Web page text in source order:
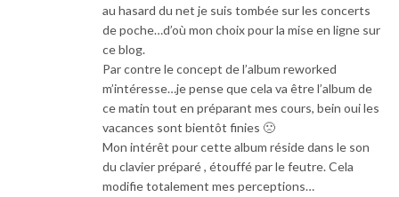
au hasard du net je suis tombée sur les concerts
de poche…d’où mon choix pour la mise en ligne sur
ce blog.
Par contre le concept de l’album reworked
m’intéresse…je pense que cela va être l’album de
ce matin tout en préparant mes cours, bein oui les
vacances sont bientôt finies 🙁
Mon intérêt pour cette album réside dans le son
du clavier préparé , étouffé par le feutre. Cela
modifie totalement mes perceptions…